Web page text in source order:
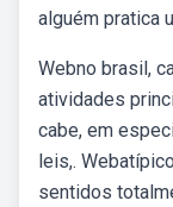
alguém pratica
Webno brasil,
atividades
cabe, em
leis,.
sentidos